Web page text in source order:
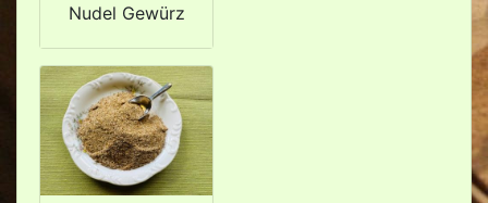
Nudel Gewürz